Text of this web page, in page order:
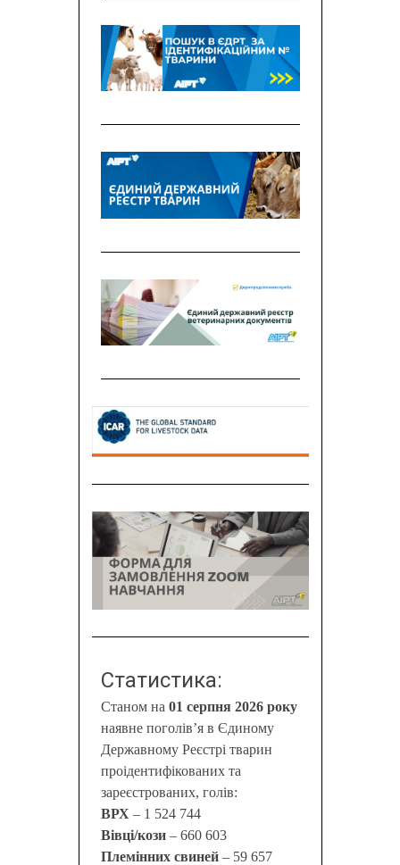
Статистика:
Станом на 01 серпня 2026 року
наявне поголів’я в Єдиному
Державному Реєстрі тварин
проідентифікованих та
зареєстрованих, голів:
ВРХ – 1 524 744
Вівці/кози– 660 603
Племінних свиней– 59 657